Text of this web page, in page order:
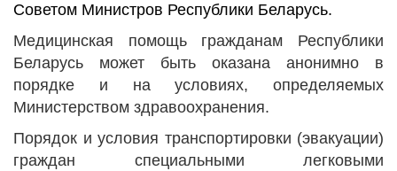
Советом Министров Республики Беларусь.
Медицинская помощь гражданам Республики
Беларусь может быть оказана анонимно в
порядке и на условиях, определяемых
Министерством здравоохранения.
Порядок и условия транспортировки (эвакуации)
граждан специальными легковыми